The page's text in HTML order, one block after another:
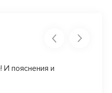
И пояснения и